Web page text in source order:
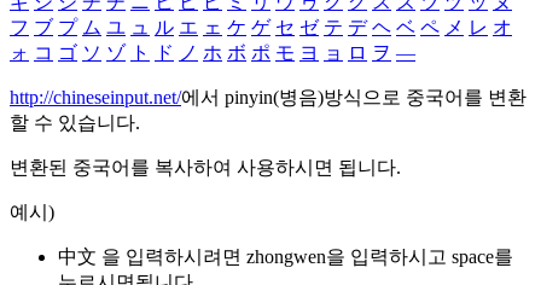
フ ブ プ ム ユ ュ ル エ ェ ケ ゲ セ ゼ テ デ ヘ ベ ペ メ レ オ
ォ コ ゴ ソ ゾ ト ド ノ ホ ボ ポ モ ヨ ョ ロ ヲ ―
http://chineseinput.net/에서 pinyin(병음)방식으로 중국어를 변환
할 수 있습니다.
변환된 중국어를 복사하여 사용하시면 됩니다.
예시)
中文 을 입력하시려면 zhongwen을 입력하시고 space를